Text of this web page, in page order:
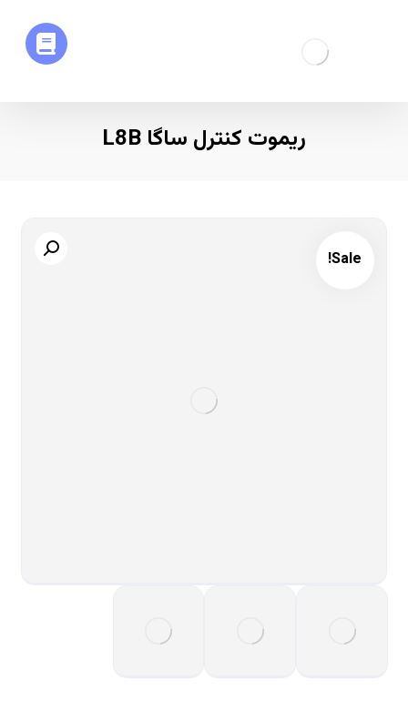
ریموت کنترل ساگا L8B
Sale!